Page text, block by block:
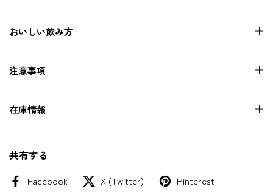
おいしい飲み方
注意事項
在庫情報
共有する
Facebook X (Twitter) Pinterest